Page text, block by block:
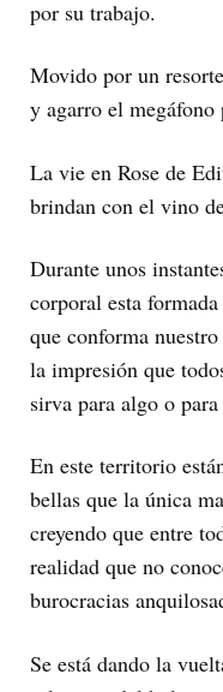
por su trabajo.
Movido por un
y agarro el megáfono
La vie en Rose de
brindan con el vino
Durante unos
corporal esta
que conforma
la impresión que
sirva para algo o
En este territorio
bellas que la única
creyendo que entre
realidad que no
burocracias
Se está dando la